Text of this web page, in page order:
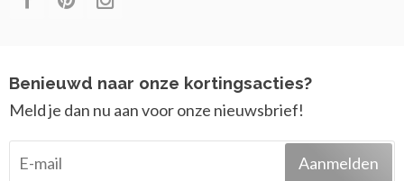
Benieuwd naar onze kortingsacties?
Meld je dan nu aan voor onze nieuwsbrief!
Aanmelden